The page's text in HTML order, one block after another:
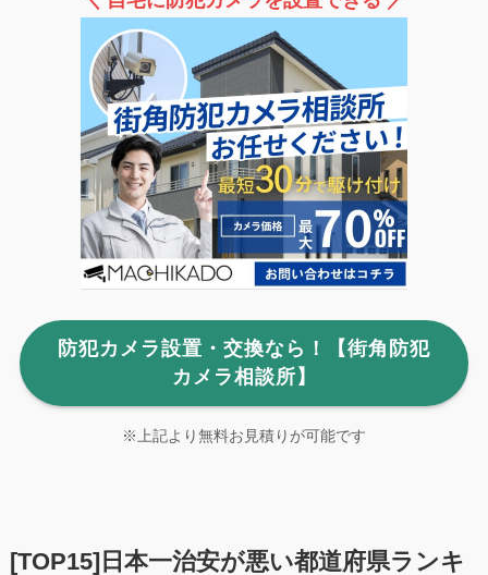
防犯カメラ設置・交換なら！【街角防犯
カメラ相談所】
※上記より無料お見積りが可能です
[TOP15]日本一治安が悪い都道府県ランキ